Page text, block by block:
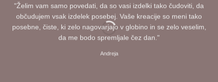
"Želim vam samo povedati, da so vasi izdelki tako čudoviti, da
občudujem vsak izdelek posebej. Vaše kreacije so meni tako
posebne, čiste, ki zelo nagovarjajo v globino in se zelo veselim,
da me bodo spremljale čez dan."
Andreja